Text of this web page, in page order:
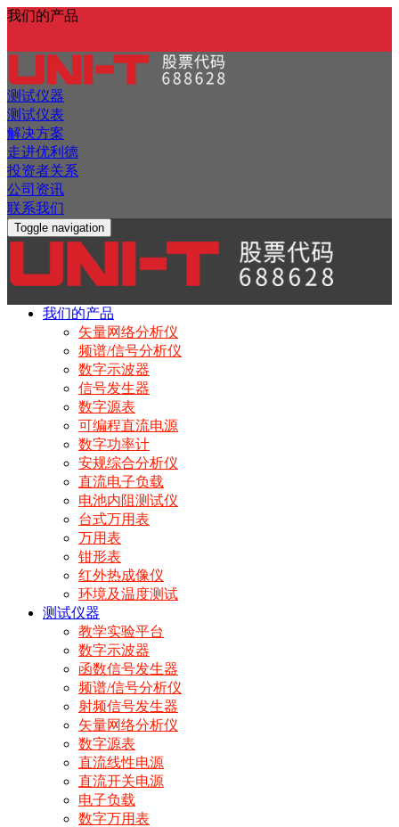
我们的产品
测试仪器
测试仪表
解决方案
走进优利德
投资者关系
公司资讯
联系我们
Toggle navigation
我们的产品
矢量网络分析仪
频谱/信号分析仪
数字示波器
信号发生器
数字源表
可编程直流电源
数字功率计
安规综合分析仪
直流电子负载
电池内阻测试仪
台式万用表
万用表
钳形表
红外热成像仪
环境及温度测试
测试仪器
教学实验平台
数字示波器
函数信号发生器
频谱/信号分析仪
射频信号发生器
矢量网络分析仪
数字源表
直流线性电源
直流开关电源
电子负载
数字万用表